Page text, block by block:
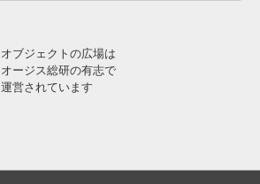
オブジェクトの広場は
オージス総研の有志で
運営されています